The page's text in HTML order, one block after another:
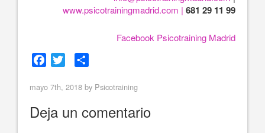
www.psicotrainingmadrid.com | 681 29 11 99
Facebook Psicotraining Madrid
c
b
i
t
m
a
mayo 7th, 2018 by Psicotraining
Deja un comentario